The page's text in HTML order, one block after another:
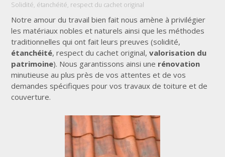
Solidité, étanchéité, respect du cachet original
Notre amour du travail bien fait nous amène à privilégier
les matériaux nobles et naturels ainsi que les méthodes
traditionnelles qui ont fait leurs preuves (solidité,
étanchéité, respect du cachet original, valorisation du
patrimoine). Nous garantissons ainsi une rénovation
minutieuse au plus près de vos attentes et de vos
demandes spécifiques pour vos travaux de toiture et de
couverture.